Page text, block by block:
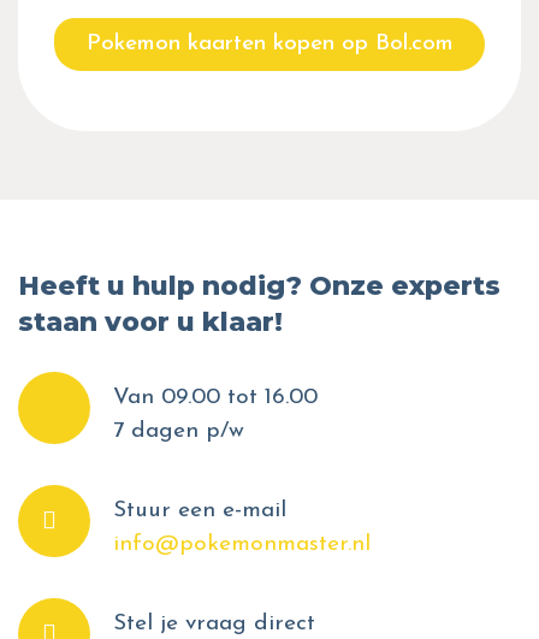
Pokemon kaarten kopen op Bol.com
Heeft u hulp nodig? Onze experts
staan voor u klaar!
Van 09.00 tot 16.00
7 dagen p/w
Stuur een e-mail
info@pokemonmaster.nl
Stel je vraag direct